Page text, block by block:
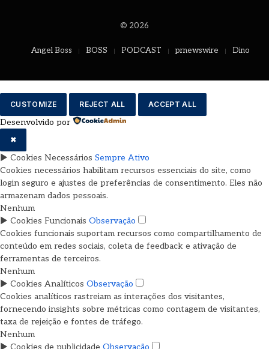
© 2026
Angel Boss BOSS PODCAST prnewswire Dino
CUSTOMIZE REJECT ALL ACCEPT ALL
Desenvolvido por
✖
► Cookies Necessários Sempre Ativo
Cookies necessários habilitam recursos essenciais do site, como
login seguro e ajustes de preferências de consentimento. Eles não
armazenam dados pessoais.
Nenhum
► Cookies Funcionais Observação
Cookies funcionais suportam recursos como compartilhamento de
conteúdo em redes sociais, coleta de feedback e ativação de
ferramentas de terceiros.
Nenhum
► Cookies Analíticos Observação
Cookies analíticos rastreiam as interações dos visitantes,
fornecendo insights sobre métricas como contagem de visitantes,
taxa de rejeição e fontes de tráfego.
Nenhum